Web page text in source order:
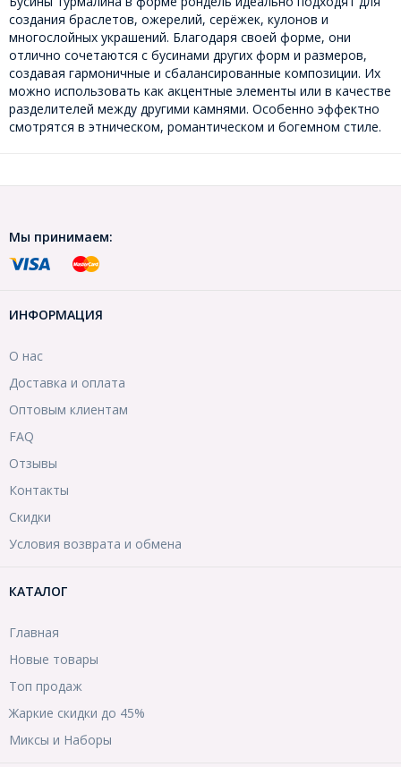
создания браслетов, ожерелий, серёжек, кулонов и
многослойных украшений. Благодаря своей форме, они
отлично сочетаются с бусинами других форм и размеров,
создавая гармоничные и сбалансированные композиции. Их
можно использовать как акцентные элементы или в качестве
разделителей между другими камнями. Особенно эффектно
смотрятся в этническом, романтическом и богемном стиле.
Мы принимаем:
ИНФОРМАЦИЯ
О нас
Доставка и оплата
Оптовым клиентам
FAQ
Отзывы
Контакты
Скидки
Условия возврата и обмена
КАТАЛОГ
Главная
Новые товары
Топ продаж
Жаркие скидки до 45%
Миксы и Наборы